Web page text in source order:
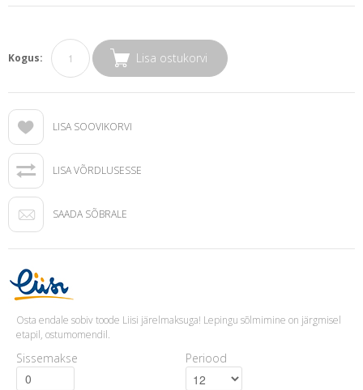
Kogus: Lisa ostukorvi
LISA SOOVIKORVI
LISA VÕRDLUSESSE
SAADA SÕBRALE
Osta endale sobiv toode Liisi järelmaksuga! Lepingu sõlmimine on järgmisel
etapil, ostumomendil.
Sissemakse Periood